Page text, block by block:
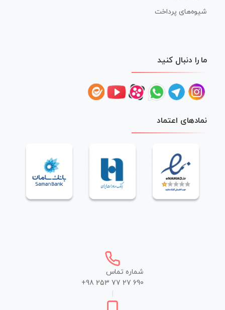
شیوه‌های پرداخت
ما را دنبال کنید
نمادهای اعتماد
شماره تماس
+98 253 77 27 690